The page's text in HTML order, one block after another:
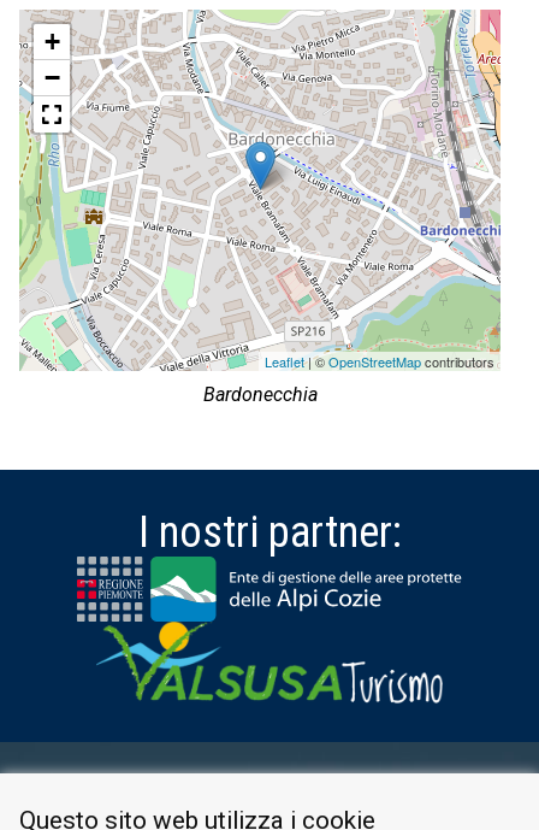
+
−
Leaflet| ©OpenStreetMapcontributors
Bardonecchia
I nostri partner:
PRIVACY POLICY
Questo sito web utilizza i cookie